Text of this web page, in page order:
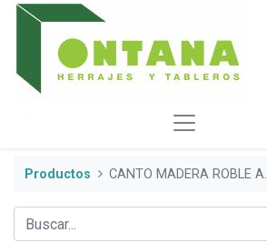
Productos CANTO MADERA ROBLE